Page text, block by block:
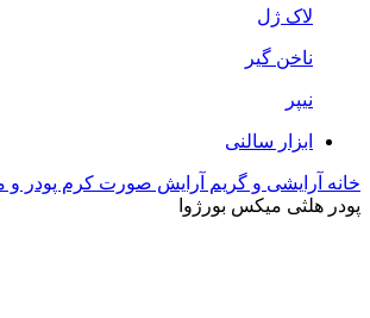
لاک ژل
ناخن گیر
نیپر
ابزار سالنی
خانه آرایشی و گریم آرایش صورت کرم پودر
پودر هلثی میکس بورژوا